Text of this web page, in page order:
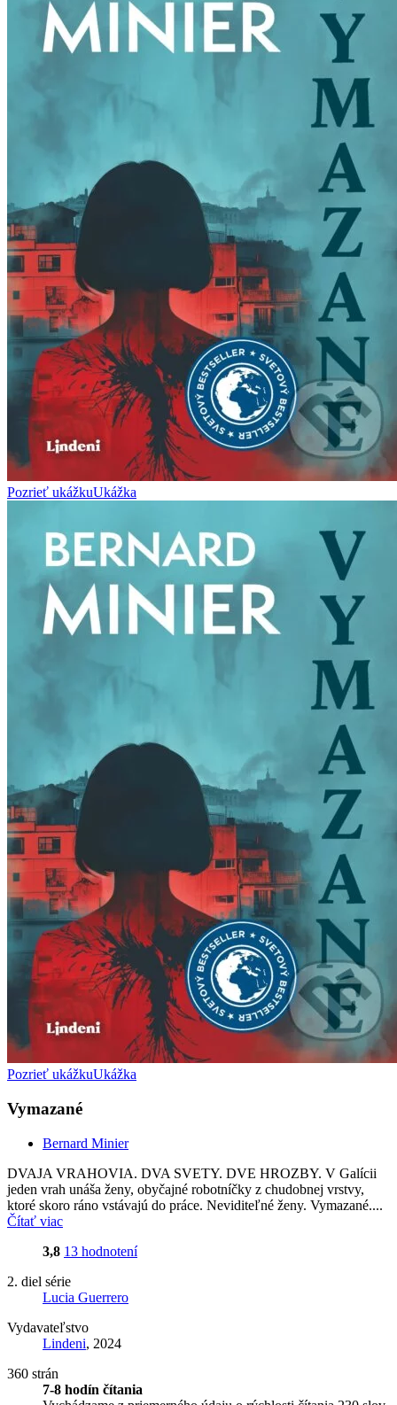
Pozrieť ukážkuUkážka
Pozrieť ukážkuUkážka
Vymazané
Bernard Minier
DVAJA VRAHOVIA. DVA SVETY. DVE HROZBY. V Galícii
jeden vrah unáša ženy, obyčajné robotníčky z chudobnej vrstvy,
ktoré skoro ráno vstávajú do práce. Neviditeľné ženy. Vymazané....
Čítať viac
3,8 13 hodnotení
2. diel série
Lucia Guerrero
Vydavateľstvo
Lindeni, 2024
360 strán
7-8 hodín čítania